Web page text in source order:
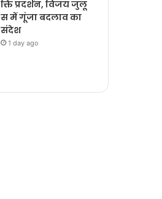
क्ति प्रदर्शन, विजय जुलू
स में गूंजा बदलाव का
संदेश
1 day ago